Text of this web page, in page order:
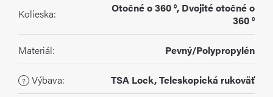
Kolieska:
Otočné o 360 °, Dvojité otočné o
360 °
Materiál: Pevný/Polypropylén
? Výbava: TSA Lock, Teleskopická rukoväť